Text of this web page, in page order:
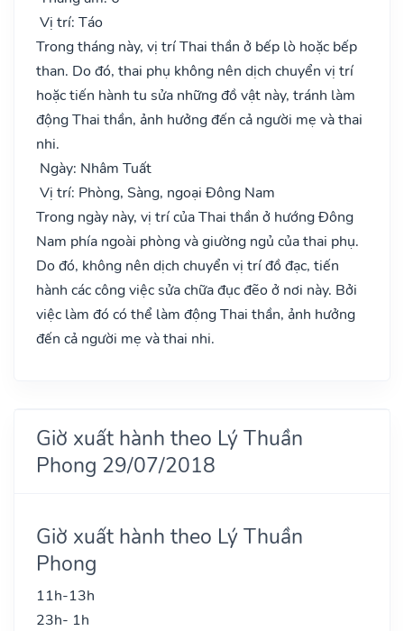
Vị trí: Táo
Trong tháng này, vị trí Thai thần ở bếp lò hoặc bếp
than. Do đó, thai phụ không nên dịch chuyển vị trí
hoặc tiến hành tu sửa những đồ vật này, tránh làm
động Thai thần, ảnh hưởng đến cả người mẹ và thai
nhi.
Ngày: Nhâm Tuất
Vị trí: Phòng, Sàng, ngoại Đông Nam
Trong ngày này, vị trí của Thai thần ở hướng Đông
Nam phía ngoài phòng và giường ngủ của thai phụ.
Do đó, không nên dịch chuyển vị trí đồ đạc, tiến
hành các công việc sửa chữa đục đẽo ở nơi này. Bởi
việc làm đó có thể làm động Thai thần, ảnh hưởng
đến cả người mẹ và thai nhi.
Giờ xuất hành theo Lý Thuần
Phong 29/07/2018
Giờ xuất hành theo Lý Thuần
Phong
11h-13h
23h- 1h